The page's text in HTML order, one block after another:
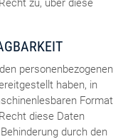
personenbezogenen
haben, in
Format
diese Daten
durch den